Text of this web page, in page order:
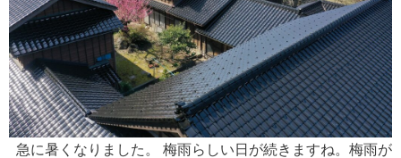
急に暑くなりました。 梅雨らしい日が続きますね。梅雨が